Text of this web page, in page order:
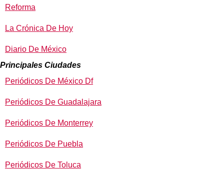
Reforma
La Crónica De Hoy
Diario De México
Principales Ciudades
Periódicos De México Df
Periódicos De Guadalajara
Periódicos De Monterrey
Periódicos De Puebla
Periódicos De Toluca